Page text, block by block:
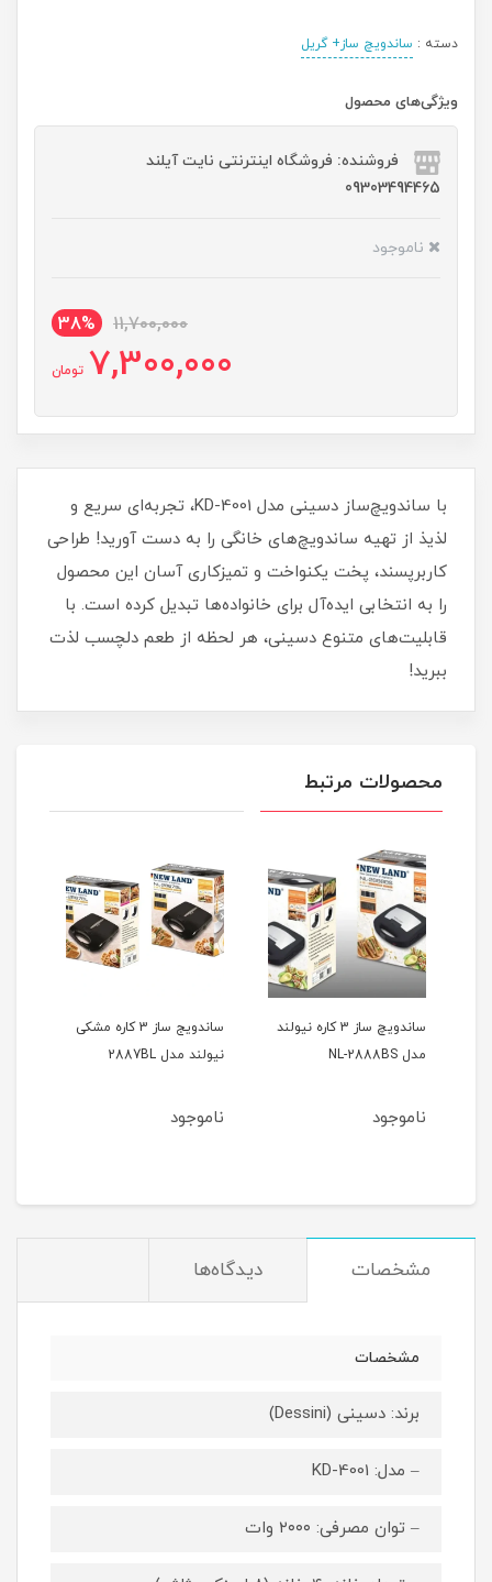
دسته : ساندویچ ساز+ گریل
ویژگی‌های محصول
فروشنده: فروشگاه اینترنتی نایت آیلند
09303494465
ناموجود
11,700,000
38%
7,300,000 تومان
با ساندویچ‌ساز دسینی مدل KD-4001، تجربه‌ای سریع و
لذیذ از تهیه ساندویچ‌های خانگی را به دست آورید! طراحی
کاربرپسند، پخت یکنواخت و تمیزکاری آسان این محصول
را به انتخابی ایده‌آل برای خانواده‌ها تبدیل کرده است. با
قابلیت‌های متنوع دسینی، هر لحظه از طعم‌ دلچسب لذت
ببرید!
محصولات مرتبط
ساندویچ ساز 3 کاره نیولند
مدل NL-2888BS
ناموجود
ساندویج ساز 3 کاره مشکی
نیولند مدل 2887BL
ناموجود
مشخصات دیدگاه‌ها
مشخصات
برند: دسینی (Dessini)
– مدل: KD-4001
– توان مصرفی: ۲۰۰۰ وات